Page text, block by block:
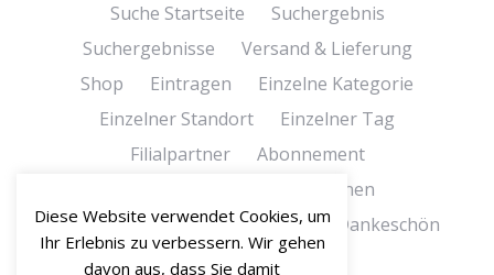
Suche Startseite
Suchergebnis
Suchergebnisse
Versand & Lieferung
Shop
Eintragen
Einzelne Kategorie
Einzelner Standort
Einzelner Tag
Filialpartner
Abonnement
Bedingungen und Konditionen
Bedingungen und Konditionen
Dankeschön
Dankeschön-Seite
Diese Website verwendet Cookies, um
Ihr Erlebnis zu verbessern. Wir gehen
davon aus, dass Sie damit